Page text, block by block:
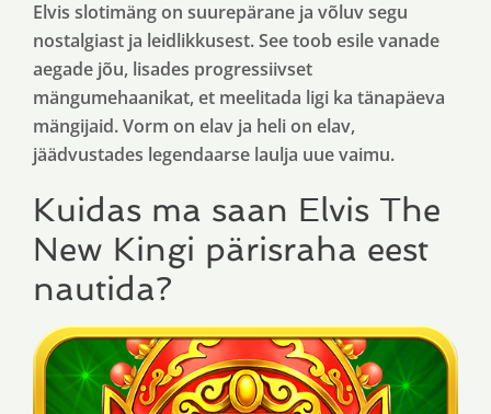
Elvis slotimäng on suurepärane ja võluv segu
nostalgiast ja leidlikkusest. See toob esile vanade
aegade jõu, lisades progressiivset
mängumehaanikat, et meelitada ligi ka tänapäeva
mängijaid. Vorm on elav ja heli on elav,
jäädvustades legendaarse laulja uue vaimu.
Kuidas ma saan Elvis The
New Kingi pärisraha eest
nautida?